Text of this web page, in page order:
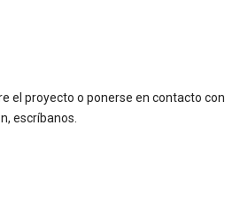
el proyecto o ponerse en contacto con
escríbanos.